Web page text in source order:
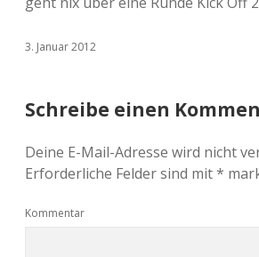
3. Januar 2012
Schreibe einen
Deine E-Mail-Adresse wird nicht
Erforderliche Felder sind mit*
Kommentar